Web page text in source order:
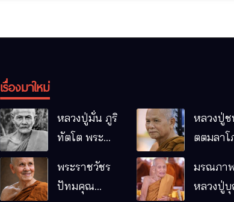
เรื่องมาใหม่
หลวงปู่มั่น ภูริ
ทัตโต พระ
พระกรรมฐาน
หลวงปู่ช
ตตมลาโ
จ.มหาส
พระราชวัชร
ปัทมคุณ
มรณภา
หลวงปู่